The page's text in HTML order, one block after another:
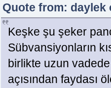
Quote from: daylek
Keşke şu şeker
Sübvansiyonların
birlikte uzun
açısından faydası